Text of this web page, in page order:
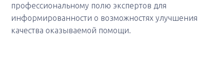
профессиональному полю экспертов для
информированности о возможностях улучшения
качества оказываемой помощи.